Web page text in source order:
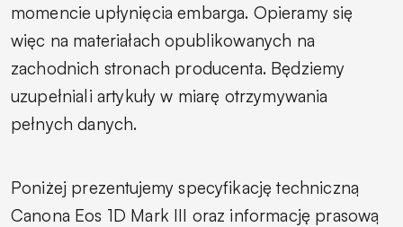
momencie upłynięcia embarga. Opieramy się
więc na materiałach opublikowanych na
zachodnich stronach producenta. Będziemy
uzupełniali artykuły w miarę otrzymywania
pełnych danych.
Poniżej prezentujemy specyfikację techniczną
Canona Eos 1D Mark III oraz informację prasową